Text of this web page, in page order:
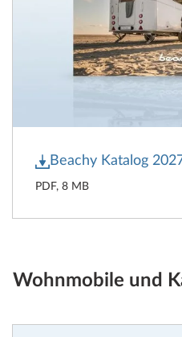
Beachy Katalog
PDF, 8 MB
Wohnmobile und